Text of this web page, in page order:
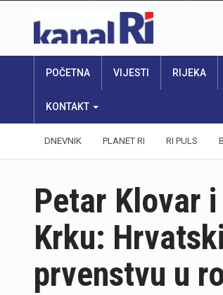
POČETNA VIJESTI RIJEKA
KONTAKT
DNEVNIK PLANET RI RI PULS
Petar Klovar
Krku:
prvenstvu u